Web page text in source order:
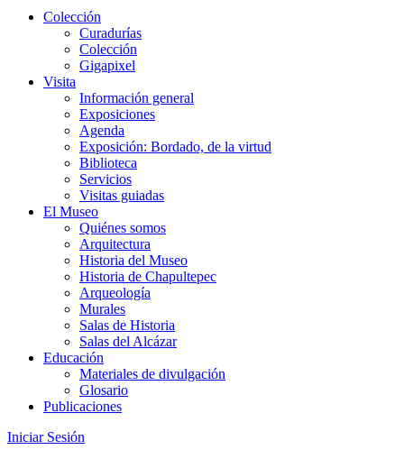
Colección
Curadurías
Colección
Gigapixel
Visita
Información general
Exposiciones
Agenda
Exposición: Bordado, de la virtud
Biblioteca
Servicios
Visitas guiadas
El Museo
Quiénes somos
Arquitectura
Historia del Museo
Historia de Chapultepec
Arqueología
Murales
Salas de Historia
Salas del Alcázar
Educación
Materiales de divulgación
Glosario
Publicaciones
Iniciar Sesión